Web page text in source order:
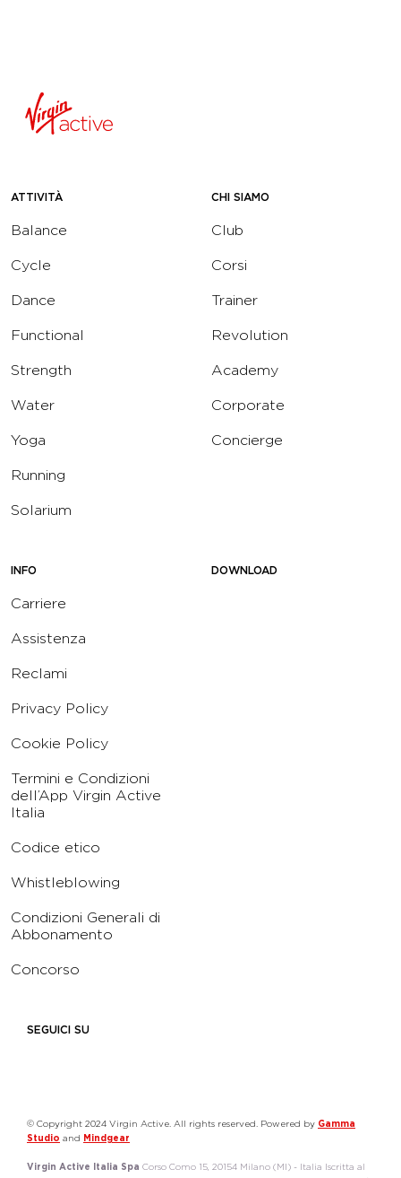
ATTIVITÀ
Balance
Cycle
Dance
Functional
Strength
Water
Yoga
Running
Solarium
CHI SIAMO
Club
Corsi
Trainer
Revolution
Academy
Corporate
Concierge
INFO
Carriere
Assistenza
Reclami
Privacy Policy
Cookie Policy
Termini e Condizioni
dell’App Virgin Active
Italia
Codice etico
Whistleblowing
Condizioni Generali di
Abbonamento
Concorso
DOWNLOAD
SEGUICI SU
© Copyright 2024 Virgin Active. All rights reserved. Powered by Gamma
Studio and Mindgear
Virgin Active Italia Spa Corso Como 15, 20154 Milano (MI) - Italia Iscritta al